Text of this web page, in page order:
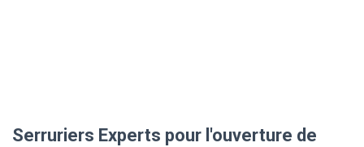
Serruriers Experts pour l'ouverture de